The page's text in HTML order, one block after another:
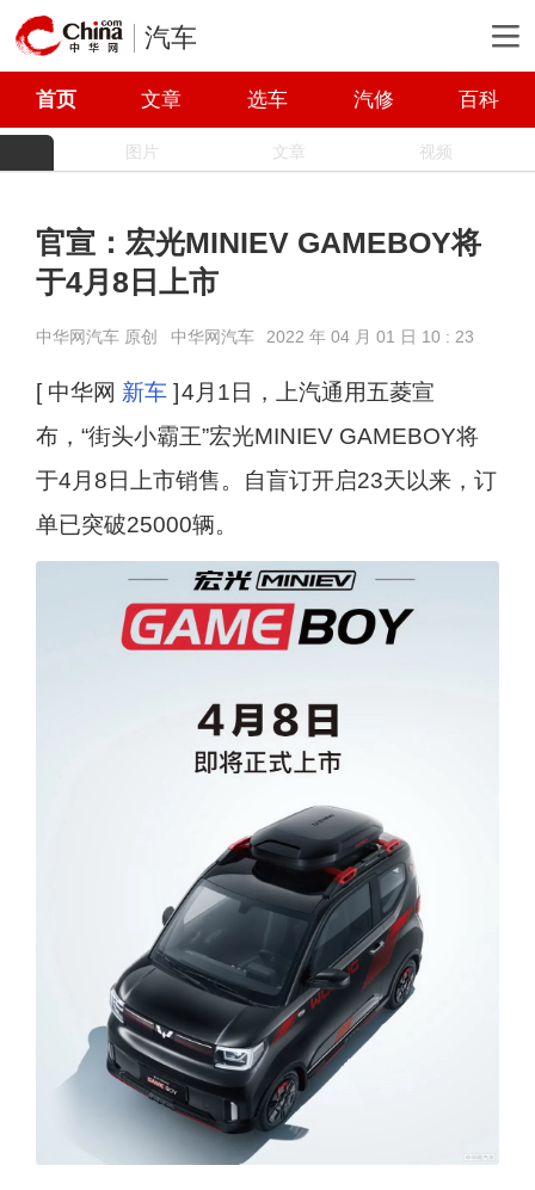
汽车
首页 文章 选车 汽修 百科
图片 文章 视频
官宣：宏光MINIEV GAMEBOY将
于4月8日上市
中华网汽车 原创 中华网汽车 2022 年 04 月 01 日 10 : 23
[ 中华网 新车] 4月1日，上汽通用五菱宣
布，“街头小霸王”宏光MINIEV GAMEBOY将
于4月8日上市销售。自盲订开启23天以来，订
单已突破25000辆。